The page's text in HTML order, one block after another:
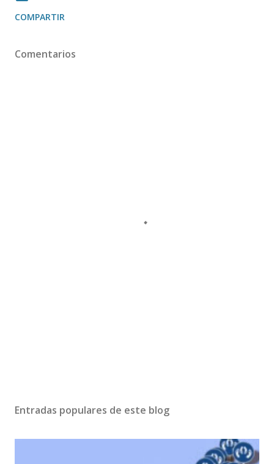
COMPARTIR
Comentarios
Entradas populares de este blog